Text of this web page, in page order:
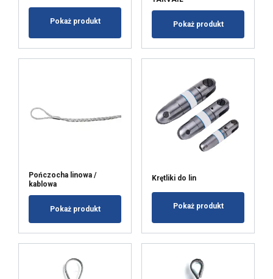
Pokaż produkt Pokaż produkt
Pończocha linowa /
kablowa
Pokaż produkt
Krętliki do lin
Pokaż produkt
Niesklasyfikowane
ODRZUĆ WSZYSTKIE